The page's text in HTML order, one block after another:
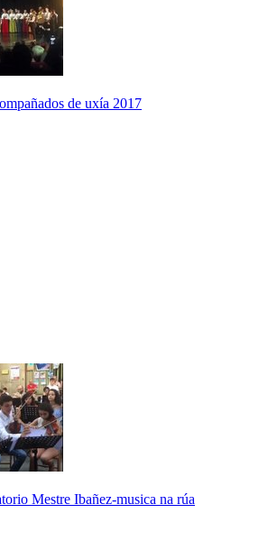
de uxía 2017
Mestre Ibañez-musica na rúa